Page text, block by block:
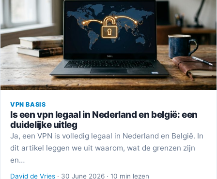
VPN BASIS
Is een vpn legaal in Nederland en belgië: een
duidelijke uitleg
Ja, een VPN is volledig legaal in Nederland en België. In
dit artikel leggen we uit waarom, wat de grenzen zijn
en…
David de Vries · 30 June 2026 · 10 min lezen